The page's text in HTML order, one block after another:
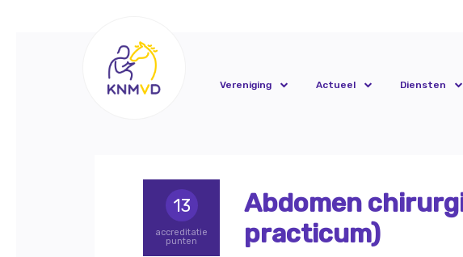
Vereniging Actueel Diensten
13
accreditatie
punten
Abdomen
practicum)